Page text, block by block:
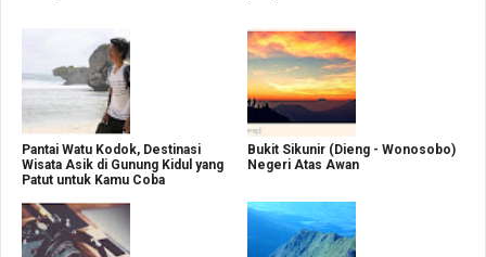
Pantai Watu Kodok, Destinasi
Wisata Asik di Gunung Kidul yang
Patut untuk Kamu Coba
Bukit Sikunir (Dieng - Wonosobo)
Negeri Atas Awan